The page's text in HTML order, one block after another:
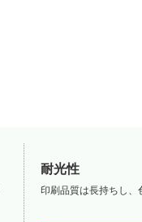
耐光性
印刷品質は長持ちし、